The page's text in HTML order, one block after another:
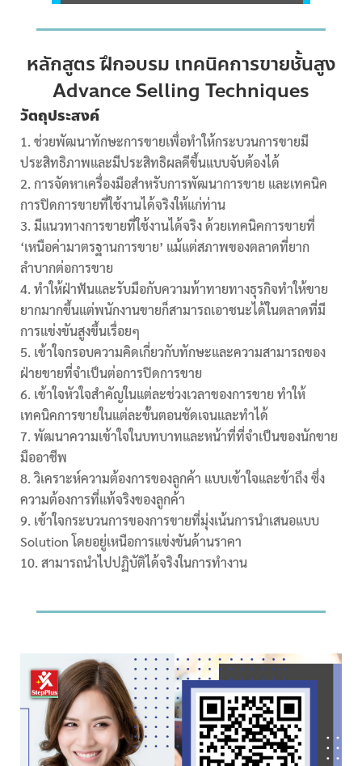
หลักสูตร ฝึกอบรม เทคนิคการขายชั้นสูง
Advance Selling Techniques
วัตถุประสงค์
ช่วยพัฒนาทักษะการขายเพื่อทำให้กระบวนการขายมี
ประสิทธิภาพและมีประสิทธิผลดีขึ้นแบบจับต้องได้
การจัดหาเครื่องมือสำหรับการพัฒนาการขาย และเทคนิค
การปิดการขายที่ใช้งานได้จริงให้แก่ท่าน
มีแนวทางการขายที่ใช้งานได้จริง ด้วยเทคนิคการขายที่
‘เหนือค่ามาตรฐานการขาย’ แม้แต่สภาพของตลาดที่ยาก
ลำบากต่อการขาย
ทำให้ฝ่าฟันและรับมือกับความท้าทายทางธุรกิจทำให้ขาย
ยากมากขึ้นแต่พนักงานขายก็สามารถเอาชนะได้ในตลาดที่มี
การแข่งขันสูงขึ้นเรื่อยๆ
เข้าใจกรอบความคิดเกี่ยวกับทักษะและความสามารถของ
ฝ่ายขายที่จำเป็นต่อการปิดการขาย
เข้าใจหัวใจสำคัญในแต่ละช่วงเวลาของการขาย ทำให้
เทคนิคการขายในแต่ละขั้นตอนชัดเจนและทำได้
พัฒนาความเข้าใจในบทบาทและหน้าที่ที่จำเป็นของนักขาย
มืออาชีพ
วิเคราะห์ความต้องการของลูกค้า แบบเข้าใจและข้าถึง ซึ่ง
ความต้องการที่แท้จริงของลูกค้า
เข้าใจกระบวนการของการขายที่มุ่งเน้นการนำเสนอแบบ
Solution โดยอยู่เหนือการแข่งขันด้านราคา
สามารถนำไปปฏิบัติได้จริงในการทำงาน